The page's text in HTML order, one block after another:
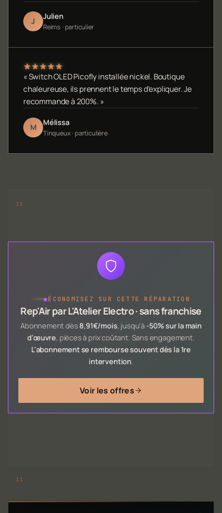
J Julien
Reims · particulier
« Switch OLED Picofly installée nickel. Boutique
chaleureuse, ils prennent le temps d'expliquer. Je
recommande à 200%. »
M Mélissa
Tinqueux · particulière
●ÉCONOMISEZ SUR CETTE RÉPARATION
Rep'Air par L'Atelier Electro · sans franchise
Abonnement dès 8,91€/mois, jusqu'à -50% sur la main
d'œuvre, pièces à prix coûtant. Sans engagement.
L'abonnement se rembourse souvent dès la 1re
intervention
Voir les offres